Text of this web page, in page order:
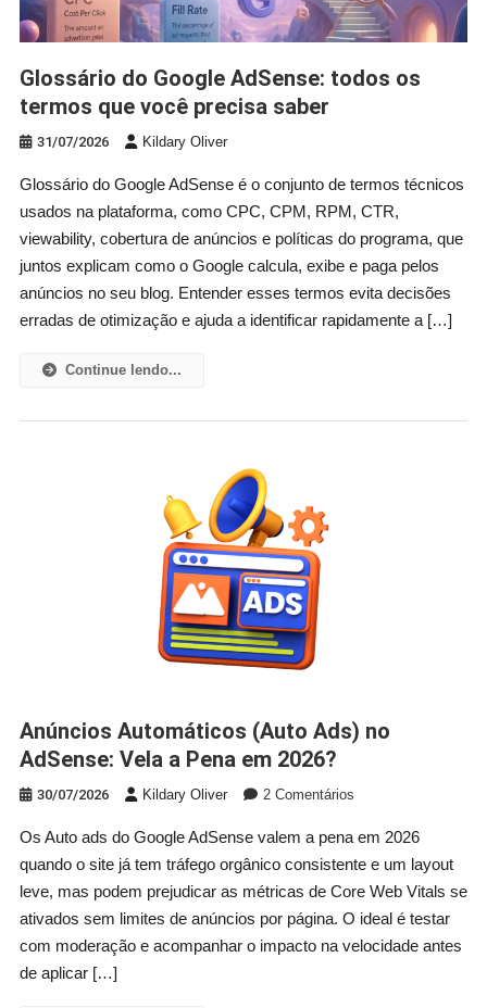
Glossário do Google AdSense: todos os
termos que você precisa saber
31/07/2026 Kildary Oliver
Glossário do Google AdSense é o conjunto de termos técnicos
usados na plataforma, como CPC, CPM, RPM, CTR,
viewability, cobertura de anúncios e políticas do programa, que
juntos explicam como o Google calcula, exibe e paga pelos
anúncios no seu blog. Entender esses termos evita decisões
erradas de otimização e ajuda a identificar rapidamente a […]
Continue lendo...
Anúncios Automáticos (Auto Ads) no
AdSense: Vela a Pena em 2026?
30/07/2026 Kildary Oliver 2 ComentáriosEm
Automáticos
(Auto
Ads)
No
Os Auto ads do Google AdSense valem a pena em 2026
quando o site já tem tráfego orgânico consistente e um layout
leve, mas podem prejudicar as métricas de Core Web Vitals se
ativados sem limites de anúncios por página. O ideal é testar
com moderação e acompanhar o impacto na velocidade antes
de aplicar […]